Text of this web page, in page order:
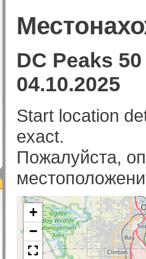
DC Peaks
04.10.2025
Start location
exact.
Пожалуйста,
+
−